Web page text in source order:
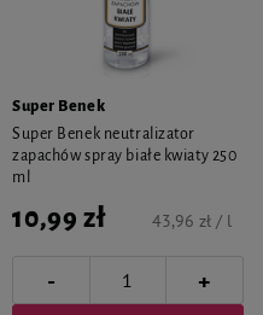
Super Benek
Super Benek neutralizator
zapachów spray białe kwiaty 250
ml
10,99 zł 43,96 zł / l
- +